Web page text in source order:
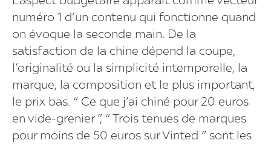
numéro 1 d’un contenu qui fonctionne quand
on évoque la seconde main. De la
satisfaction de la chine dépend la coupe,
l’originalité ou la simplicité intemporelle, la
marque, la composition et le plus important,
le prix bas. “ Ce que j’ai chiné pour 20 euros
en vide-grenier ”, “ Trois tenues de marques
pour moins de 50 euros sur Vinted ” sont les